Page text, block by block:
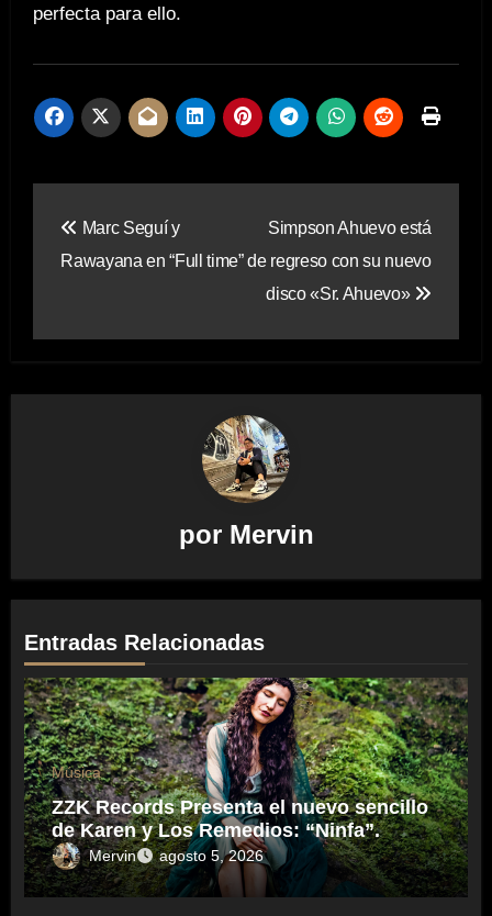
perfecta para ello.
de
Marc Seguí y
Rawayana en “Full time”
Simpson Ahuevo está
de regreso con su nuevo
disco «Sr. Ahuevo»
por Mervin
Entradas Relacionadas
Música
ZZK Records Presenta el nuevo sencillo
de Karen y Los Remedios: “Ninfa”.
Mervin agosto 5, 2026